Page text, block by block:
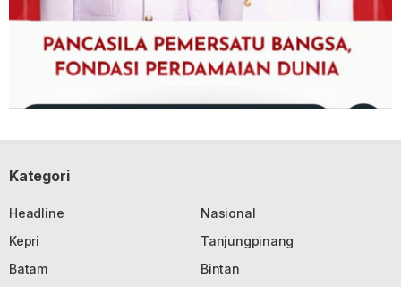
Kategori
Headline
Nasional
Kepri
Tanjungpinang
Batam
Bintan